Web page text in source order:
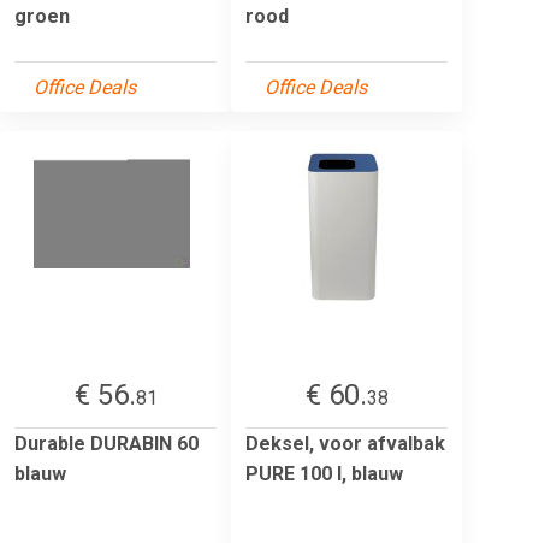
groen
Office Deals
rood
Office Deals
€ 56.81
Durable DURABIN 60
blauw
€ 60.38
Deksel, voor afvalbak
PURE 100 l, blauw